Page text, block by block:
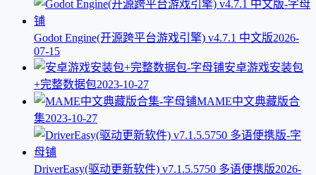
Godot Engine(开源跨平台游戏引擎) v4.7.1 中文版2026-
07-15
安卓游戏安装包
+完整数据包2023-10-27
MAME中文典藏版合
集2023-10-27
DriverEasy(驱动更新软件) v7.1.5.5750 多语便携版2026-